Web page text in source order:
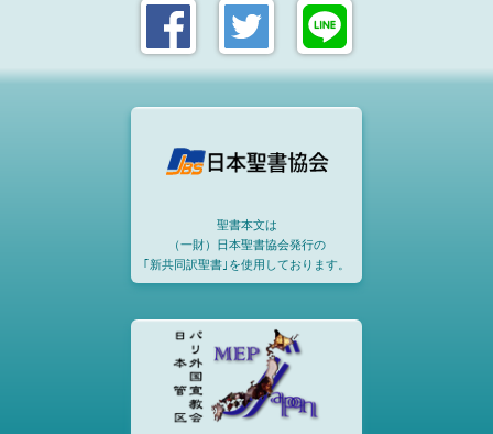
聖書本文は
（一財）日本聖書協会発行の
｢新共同訳聖書｣を使用しております。